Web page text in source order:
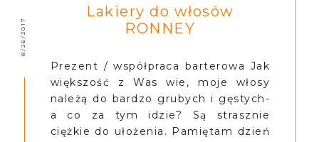
8/26/2017
Lakiery do włosów
RONNEY
Prezent / współpraca barterowa Jak
większość z Was wie, moje włosy
należą do bardzo grubych i gęstych-
a co za tym idzie? Są strasznie
ciężkie do ułożenia. Pamiętam dzień